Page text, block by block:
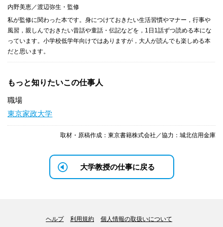
内野美恵／渡辺弥生・監修
私が監修に関わった本です。身につけておきたい生活習慣やマナー，行事や
風習，親しんでおきたい昔話や童話・伝記などを，1日1話ずつ読める本にな
っています。小学校低学年向けではありますが，大人が読んでも楽しめる本
だと思います。
もっと知りたいこの仕事人
職場
東京家政大学
取材・原稿作成：東京書籍株式会社／協力：城北信用金庫
大学教授の仕事に戻る
ヘルプ 利用規約 個人情報の取扱いについて